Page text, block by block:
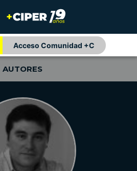
Acceso Comunidad +C
AUTORES